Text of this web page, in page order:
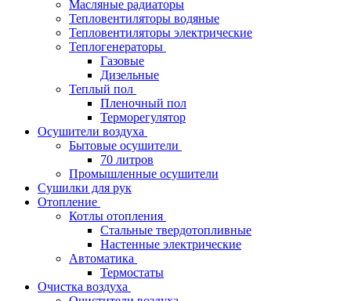
Масляные радиаторы
Тепловентиляторы водяные
Тепловентиляторы электрические
Теплогенераторы
Газовые
Дизельные
Теплый пол
Пленочный пол
Терморегулятор
Осушители воздуха
Бытовые осушители
70 литров
Промышленные осушители
Сушилки для рук
Отопление
Котлы отопления
Стальные твердотопливные
Настенные электрические
Автоматика
Термостаты
Очистка воздуха